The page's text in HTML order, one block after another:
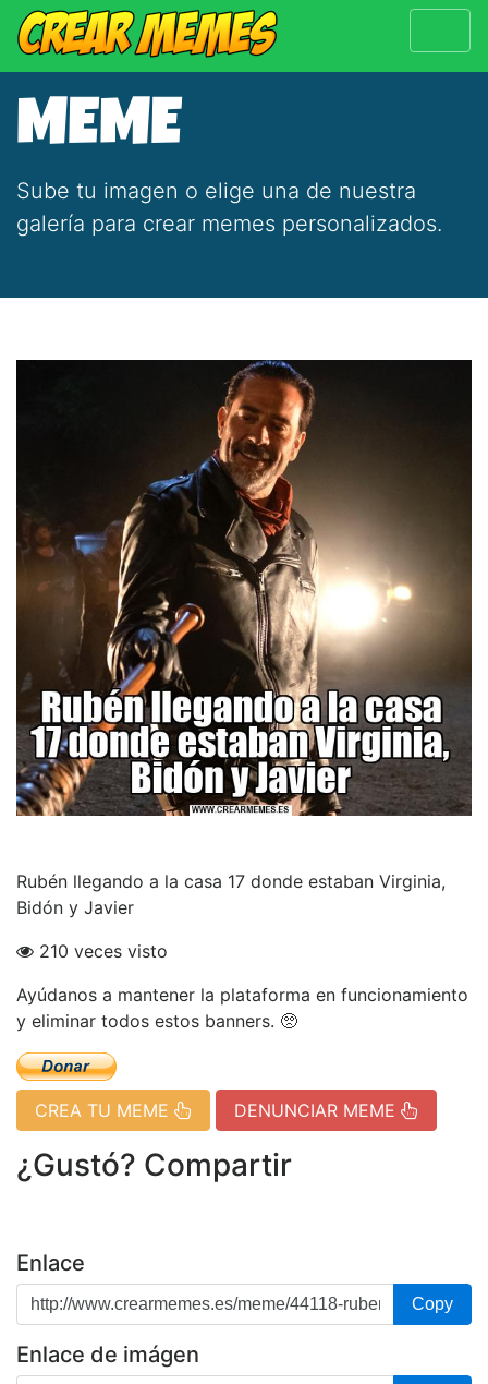
MEME
Sube tu imagen o elige una de nuestra
galería para crear memes personalizados.
Rubén llegando a la casa 17 donde estaban Virginia,
Bidón y Javier
210 veces visto
Ayúdanos a mantener la plataforma en funcionamiento
y eliminar todos estos banners. 🥺
CREA TU MEME DENUNCIAR MEME
¿Gustó? Compartir
Enlace
Copy
Enlace de imágen